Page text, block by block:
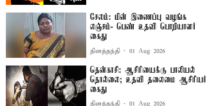
சேலம்: மின் இணைப்பு வழங்க
லஞ்சம்- பெண் உதவி பொறியாளர்
கைது
தினத்தந்தி 01 Aug 2026
தென்காசி: ஆசிரியைக்கு பாலியல்
தொல்லை; உதவி தலைமை ஆசிரியர்
கைது
தினத்தந்தி 01 Aug 2026